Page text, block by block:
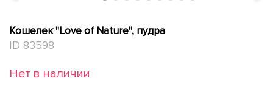
Кошелек "Love of Nature", пудра
ID 83598
Нет в наличии